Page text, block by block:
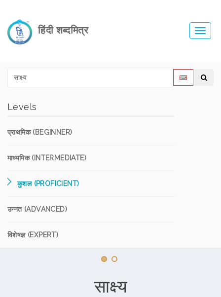
हिंदी शब्दमित्र
Levels
प्राथमिक (BEGINNER)
माध्यमिक (INTERMEDIATE)
कुशल (PROFICIENT)
उन्नत (ADVANCED)
विशेषज्ञ (EXPERT)
साक्ष्य